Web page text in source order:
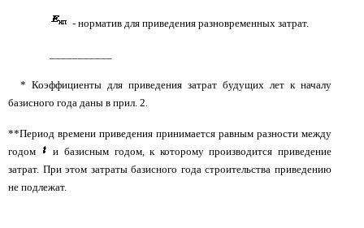
- норматив для приведения разновременных затрат.
* Коэффициенты для приведения затрат будущих лет к началу
базисного года даны в прил. 2.
**Период времени приведения принимается равным разности между
годом
и базисным годом, к которому производится приведение
затрат. При этом затраты базисного года строительства приведению
не подлежат.